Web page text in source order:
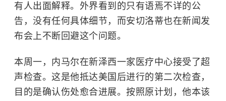
有人出面解释。外界看到的只有语焉不详的公
告，没有任何具体细节，而安切洛蒂也在新闻发
布会上不断回避这个问题。
本周一，内马尔在新泽西一家医疗中心接受了超
声检查。这是他抵达美国后进行的第二次检查，
目的是确认伤处愈合进展。按照原计划，他本该